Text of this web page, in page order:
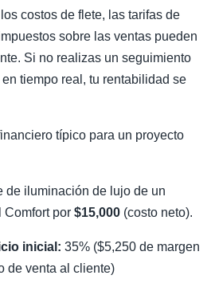
costos de flete, las tarifas de
sobre las ventas pueden
Si no realizas un seguimiento
tiempo real, tu rentabilidad se
típico para un proyecto
de iluminación de lujo de un
Comfort por $15,000 (costo neto).
inicial: 35% ($5,250 de margen
de venta al cliente)